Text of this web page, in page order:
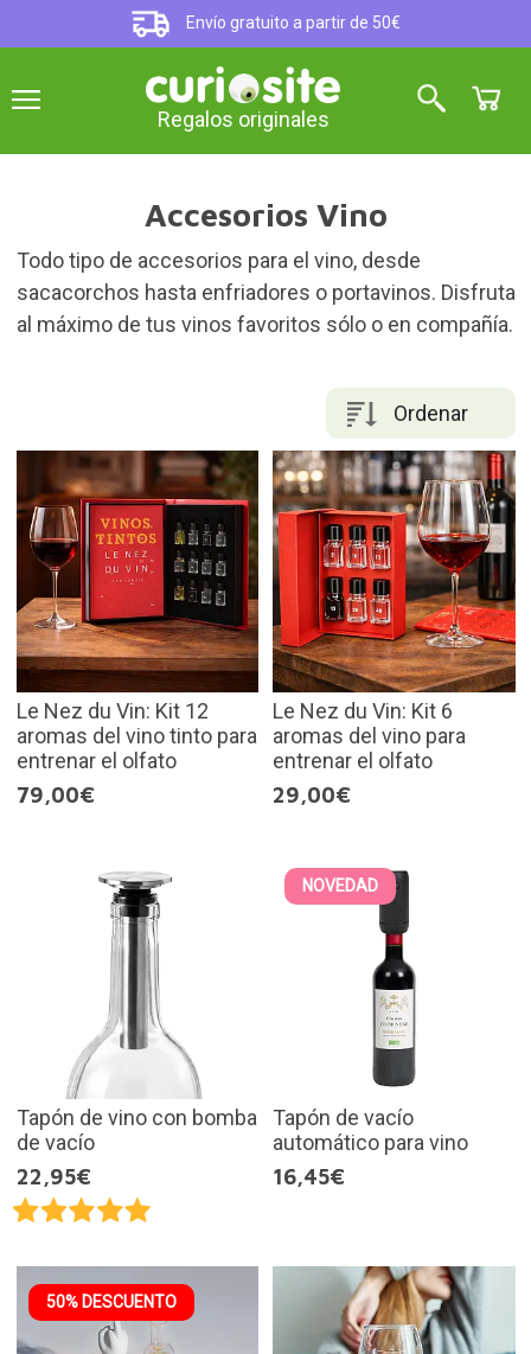
Envío gratuito a partir de 50€
Regalos originales
Accesorios Vino
Todo tipo de accesorios para el vino, desde
sacacorchos hasta enfriadores o portavinos. Disfruta
al máximo de tus vinos favoritos sólo o en compañía.
Ordenar
Le Nez du Vin: Kit 12
aromas del vino tinto para
entrenar el olfato
79,00€
Le Nez du Vin: Kit 6
aromas del vino para
entrenar el olfato
29,00€
Tapón de vino con bomba
de vacío
22,95€
NOVEDAD
Tapón de vacío
automático para vino
16,45€
50% DESCUENTO